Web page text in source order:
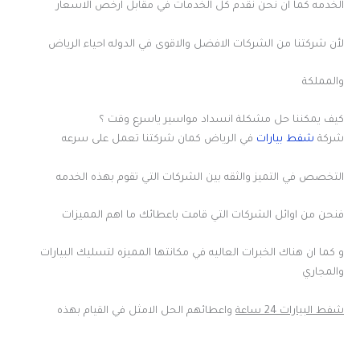
الخدمه كما ان نحن نقدم كل الخدمات في مقابل ارخص الاسعار
لأن شركتنا من الشركات الافضل والاقوى في الدوله احياء الرياض
والمملكة
كيف يمكننا حل مشكلة انسداد مواسير ياسرع وقت ؟
شركة شفط بيارات في الرياض كمان شركتنا تعمل على سرعه
التخصص في التميز والثقه بين الشركات التي تقوم بهذه الخدمه
فنحن من اوائل الشركات التي قامت باعطائك ما اهم المميزات
و كما ان هناك الخبرات العاليه في مكانتها المميزه لتسليك البيارات
والمجاري
شفط البيارات 24 ساعة واعطائهم الحل الامثل في القيام بهذه